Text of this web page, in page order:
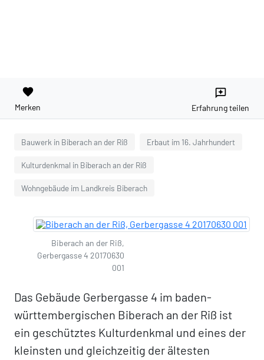
favorite
Merken
reviews
Erfahrung teilen
Bauwerk in Biberach an der Riß Erbaut im 16. Jahrhundert
Kulturdenkmal in Biberach an der Riß
Wohngebäude im Landkreis Biberach
Biberach an der Riß,
Gerbergasse 4 20170630
001
Das Gebäude Gerbergasse 4 im baden-
württembergischen Biberach an der Riß ist
ein geschütztes Kulturdenkmal und eines der
kleinsten und gleichzeitig der ältesten